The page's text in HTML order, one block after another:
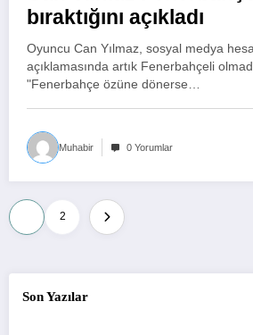
bıraktığını açıkladı
Oyuncu Can Yılmaz, sosyal medya
açıklamasında artık Fenerbahçeli
"Fenerbahçe özüne dönerse…
Muhabir 0 Yorumlar
Posts
pagination
2
Son Yazılar